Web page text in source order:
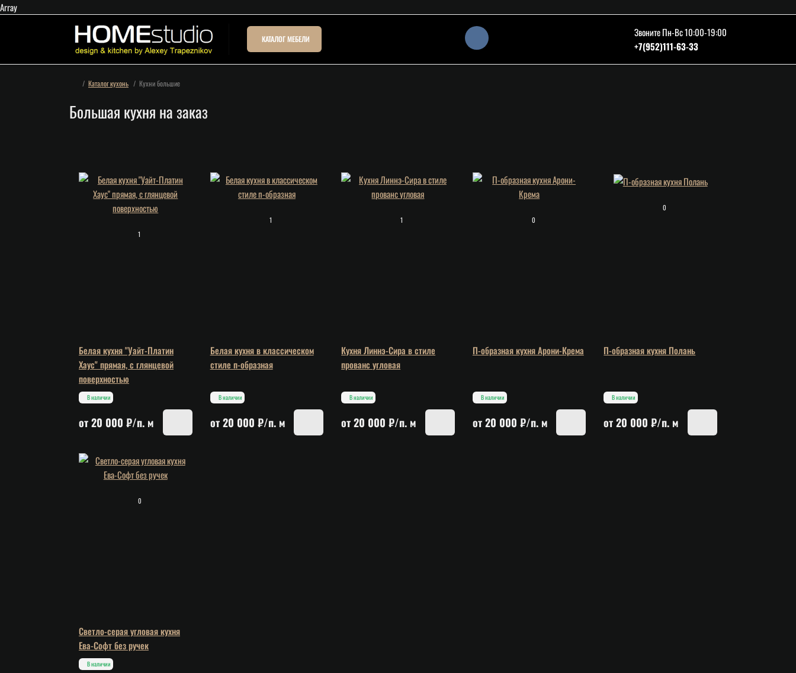
Array
КАТАЛОГ МЕБЕЛИ
Звоните Пн-Вс 10:00-19:00
+7(952)111-63-33
Каталог кухонь Кухни большие
Большая кухня на заказ
1
Белая кухня "Уайт-Платин
Хаус" прямая, с глянцевой
поверхностью
В наличии
от 20 000 ₽/п. м
1
Белая кухня в классическом
стиле п-образная
В наличии
от 20 000 ₽/п. м
1
Кухня Линнэ-Сира в стиле
прованс угловая
В наличии
от 20 000 ₽/п. м
0
П-образная кухня Арони-Крема
В наличии
от 20 000 ₽/п. м
0
П-образная кухня Полань
В наличии
от 20 000 ₽/п. м
0
Светло-серая угловая кухня
Ева-Софт без ручек
В наличии